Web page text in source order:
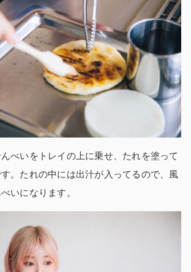
べいをトレイの上に乗せ、たれを塗って
。たれの中には出汁が入ってるので、風
いになります。